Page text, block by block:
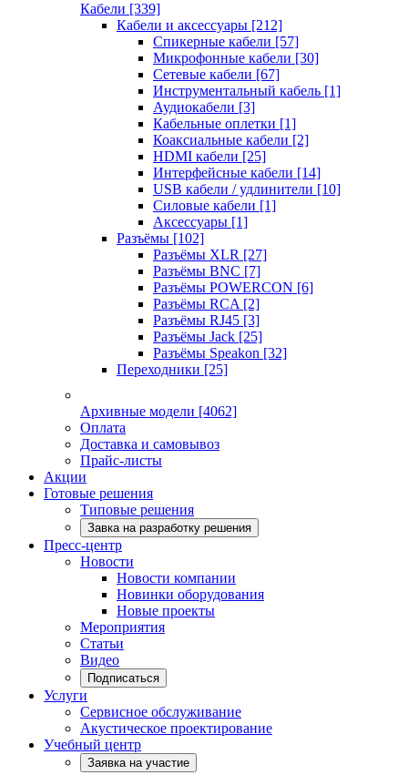
Кабели [339]
Кабели и аксессуары [212]
Спикерные кабели [57]
Микрофонные кабели [30]
Сетевые кабели [67]
Инструментальный кабель [1]
Аудиокабели [3]
Кабельные оплетки [1]
Коаксиальные кабели [2]
HDMI кабели [25]
Интерфейсные кабели [14]
USB кабели / удлинители [10]
Силовые кабели [1]
Аксессуары [1]
Разъёмы [102]
Разъёмы XLR [27]
Разъёмы BNC [7]
Разъёмы POWERCON [6]
Разъёмы RCA [2]
Разъёмы RJ45 [3]
Разъёмы Jack [25]
Разъёмы Speakon [32]
Переходники [25]
Архивные модели [4062]
Оплата
Доставка и самовывоз
Прайс-листы
Акции
Готовые решения
Типовые решения
Завка на разработку решения
Пресс-центр
Новости
Новости компании
Новинки оборудования
Новые проекты
Мероприятия
Статьи
Видео
Подписаться
Услуги
Сервисное обслуживание
Акустическое проектирование
Учебный центр
Заявка на участие